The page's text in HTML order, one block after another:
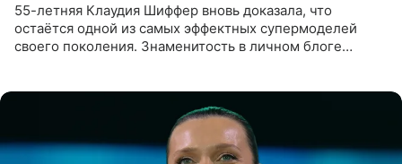
55-летняя Клаудия Шиффер вновь доказала, что
остаётся одной из самых эффектных супермоделей
своего поколения. Знаменитость в личном блоге